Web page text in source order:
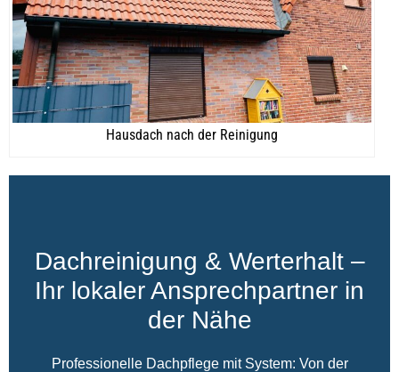
Hausdach nach der Reinigung
Dachreinigung & Werterhalt –
Ihr lokaler Ansprechpartner in
der Nähe
Professionelle Dachpflege mit System: Von der